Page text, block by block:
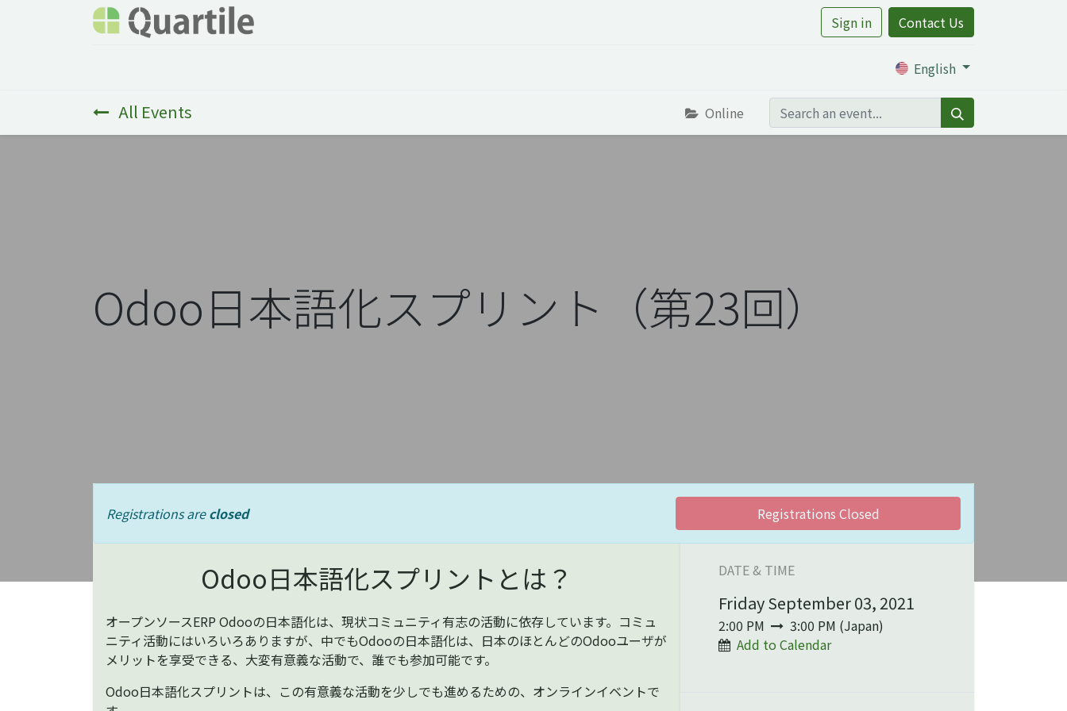
Sign in Contact Us
English
All Events Online
Odoo日本語化スプリント（第23回）
Registrations areclosed Registrations Closed
Odoo日本語化スプリントとは？
オープンソースERP Odooの日本語化は、現状コミュニティ有志の活動に依存しています。コミュ
ニティ活動にはいろいろありますが、中でもOdooの日本語化は、日本のほとんどのOdooユーザが
メリットを享受できる、大変有意義な活動で、誰でも参加可能です。
Odoo日本語化スプリントは、この有意義な活動を少しでも進めるための、オンラインイベントで
DATE & TIME
Friday September 03, 2021
2:00 PM 3:00 PM (Japan)
Add to Calendar